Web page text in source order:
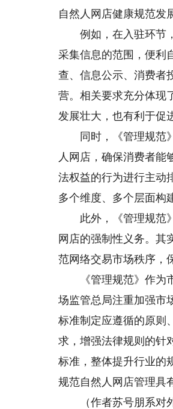
自然人网店健康规范发
例如，在入驻环节，
采集信息的范围，便利
查、信息公示、消费者
营。相关要求充分体现
发展壮大，也有利于促
同时，《管理规范》
人网店，确保消费者能
法权益的行为进行主动
多个维度、多个层面构
此外，《管理规范》
网店的强制性义务。其
范网络交易市场秩序，
《管理规范》作为市
场监管总局注重加强市
标准制定应遵循的原则
求，增强法律规则的针
标准，整体提升行业的
规范自然人网店管理具
（作者苏号朋系对外